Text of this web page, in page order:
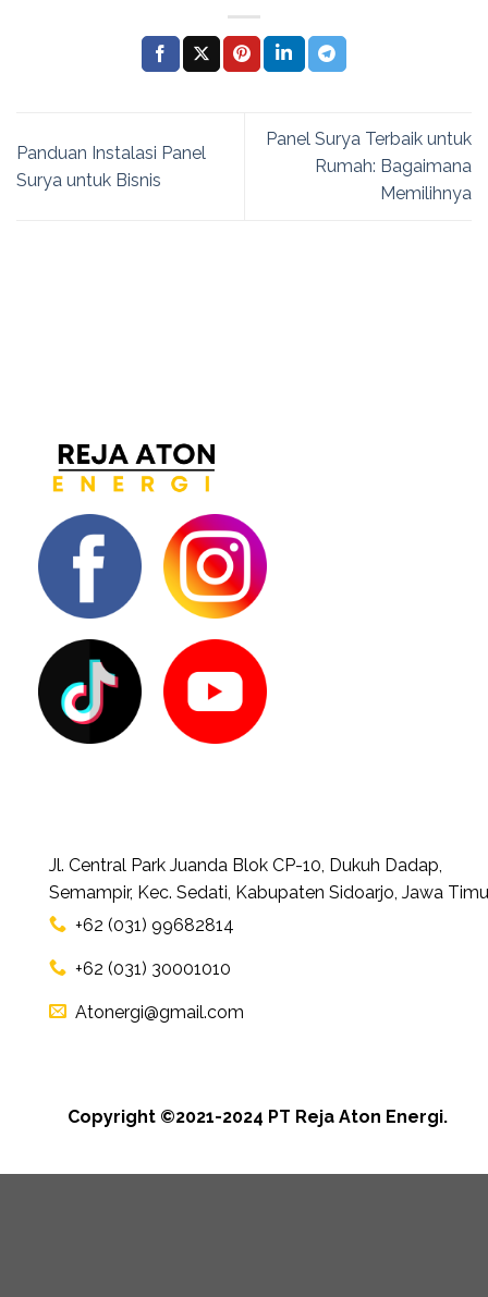
Panduan Instalasi Panel
Surya untuk Bisnis
Panel Surya Terbaik untuk
Rumah: Bagaimana
Memilihnya
Jl. Central Park Juanda Blok CP-10, Dukuh Dadap,
Semampir, Kec. Sedati, Kabupaten Sidoarjo, Jawa
+62 (031) 99682814
+62 (031) 30001010
Atonergi@gmail.com
Copyright ©2021-2024 PT Reja Aton Energi.